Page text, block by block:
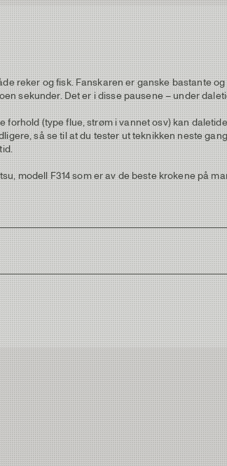
reker og fisk. Fanskaren er ganske bastante
sekunder. Det er i disse pausene – under
(type flue, strøm i vannet osv) kan
så se til at du tester ut teknikken neste
modell F314 som er av de beste krokene på